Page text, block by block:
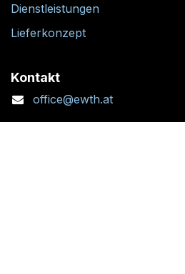
Dienstleistungen
Lieferkonzept
Kontakt
office@ewth.at